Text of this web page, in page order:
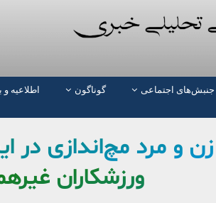
جنبش‌های اجتماعی گوناگون اطلاعیه و
زن و مرد مچ‌اندازی در
ورزشکاران